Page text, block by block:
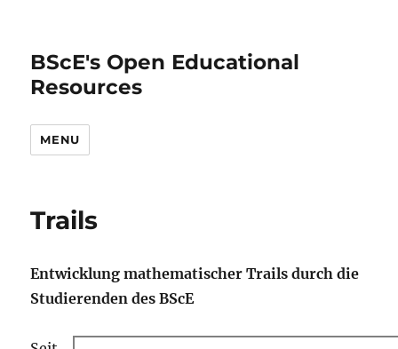
BScE's Open Educational
Resources
MENU
Trails
Entwicklung mathematischer Trails durch die
Studierenden des BScE